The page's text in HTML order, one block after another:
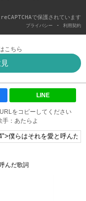
で保護されています
プライバシー - 利用契約
こちら
LINE
をコピーしてください
手：あたらよ
んだ歌詞